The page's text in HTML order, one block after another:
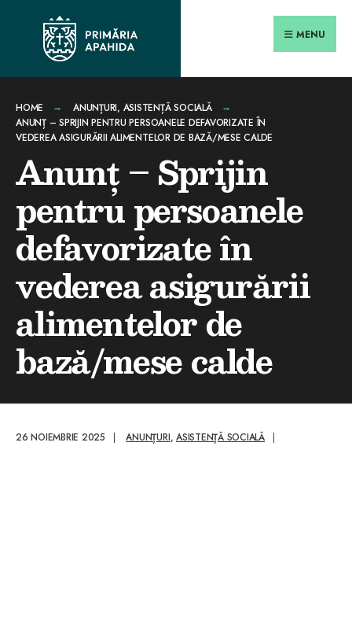
content
MENU
HOME ANUNȚURI, ASISTENȚĂ SOCIALĂ
ANUNȚ – SPRIJIN PENTRU PERSOANELE DEFAVORIZATE ÎN
VEDEREA ASIGURĂRII ALIMENTELOR DE BAZĂ/MESE CALDE
Anunț – Sprijin
pentru persoanele
defavorizate în
vederea asigurării
alimentelor de
bază/mese calde
26 NOIEMBRIE 2025 | ANUNȚURI,ASISTENȚĂ SOCIALĂ |
for:
Close